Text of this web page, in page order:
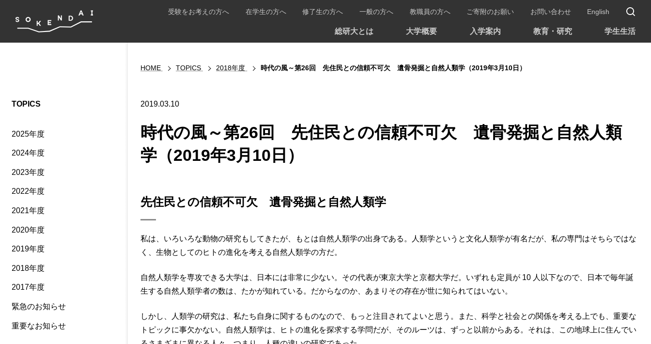
総研大とは 大学概要 入学案内 教育・研究 学生生活
受験をお考えの方へ 在学生の方へ 修了生の方へ 一般の方へ 教職員の方へ ご寄附のお願い お問い合わせ English
HOME TOPICS 2018年度 時代の風～第26回 先住民との信頼不可欠 遺骨発掘と自然人類学（2019年3月10日）
2019.03.10
時代の風～第26回 先住民との信頼不可欠 遺骨発掘と自然人類
学（2019年3月10日）
先住民との信頼不可欠 遺骨発掘と自然人類学
私は、いろいろな動物の研究もしてきたが、もとは自然人類学の出身である。人類学というと文化人類学が有名だが、私の専門はそちらではな
く、生物としてのヒトの進化を考える自然人類学の方だ。
自然人類学を専攻できる大学は、日本には非常に少ない。その代表が東京大学と京都大学だ。いずれも定員が 10 人以下なので、日本で毎年誕
生する自然人類学者の数は、たかが知れている。だからなのか、あまりその存在が世に知られてはいない。
しかし、人類学の研究は、私たち自身に関するものなので、もっと注目されてよいと思う。また、科学と社会との関係を考える上でも、重要な
トピックに事欠かない。自然人類学は、ヒトの進化を探求する学問だが、そのルーツは、ずっと以前からある。それは、この地球上に住んでい
TOPICS
2025年度
2024年度
2023年度
2022年度
2021年度
2020年度
2019年度
2018年度
2017年度
緊急のお知らせ
重要なお知らせ